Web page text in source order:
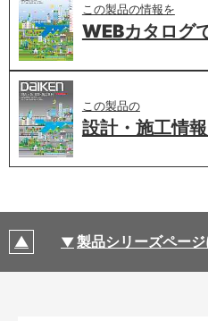
この製品の情報を
WEBカタログ
この製品の
設計・施工情
製品シリーズペー